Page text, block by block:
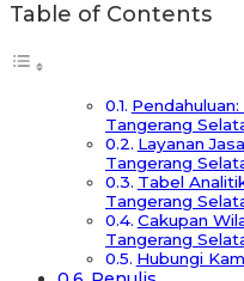
Table of Contents
Tangerang
Layanan
Tangerang
Tabel
Tangerang
Cakupan
Tangerang
Hubungi